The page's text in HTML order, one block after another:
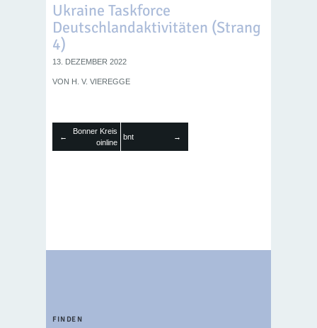
Ukraine Taskforce
Deutschlandaktivitäten (Strang
4)
13. DEZEMBER 2022
VON H. V. VIEREGGE
←
Bonner Kreis
oinline
bnt →
FINDEN